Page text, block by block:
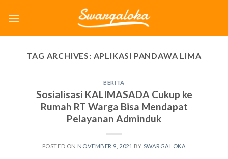
TAG ARCHIVES: APLIKASI PANDAWA LIMA
BERITA
Sosialisasi KALIMASADA Cukup ke
Rumah RT Warga Bisa Mendapat
Pelayanan Adminduk
POSTED ON NOVEMBER 9, 2021 BY SWARGALOKA